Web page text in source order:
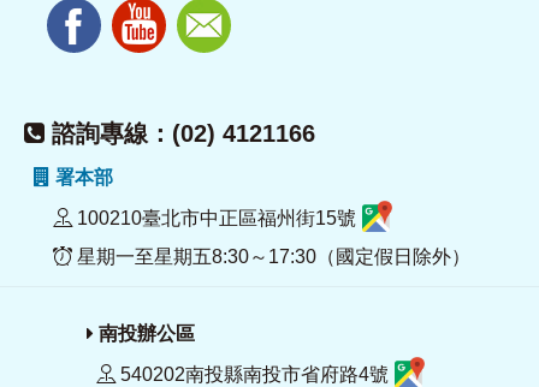
諮詢專線：(02) 4121166
署本部
100210臺北市中正區福州街15號
星期一至星期五8:30～17:30（國定假日除外）
南投辦公區
540202南投縣南投市省府路4號